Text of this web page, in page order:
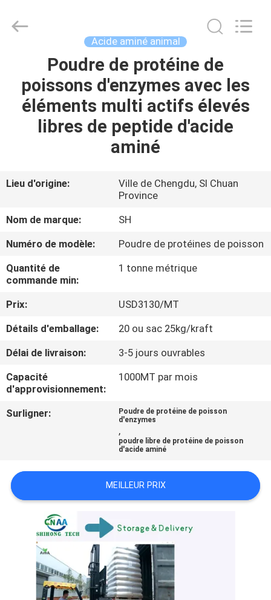
MAISON
PRODUITS
AU
DE
NOUS
VISITE
D'USINE
CONTRÔLE
DE
QUALITÉ
CONTACTEZ-
DEMANDEZ
UNE
CITATION
PLAN
Shihong
Technology
Acide aminé animal
Poudre de protéine de
poissons d'enzymes avec les
éléments multi actifs élevés
libres de peptide d'acide
aminé
Lieu d'origine:
Ville de Chengdu, SI Chuan
Province
Nom de marque:
SH
Numéro de modèle:
Poudre de protéines de poisson
Quantité de
commande min:
1 tonne métrique
Prix:
USD3130/MT
Détails d'emballage:
20 ou sac 25kg/kraft
Délai de livraison:
3-5 jours ouvrables
Capacité
d'approvisionnement:
1000MT par mois
Surligner:
Poudre de protéine de poisson
d'enzymes
,
poudre libre de protéine de poisson
d'acide aminé
MEILLEUR PRIX